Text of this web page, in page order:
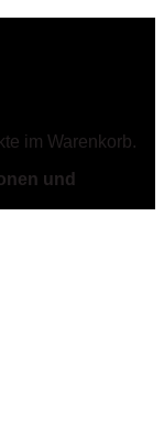
im Warenkorb.
und